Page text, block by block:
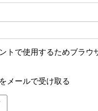
トで使用するためブラ
メールで受け取る